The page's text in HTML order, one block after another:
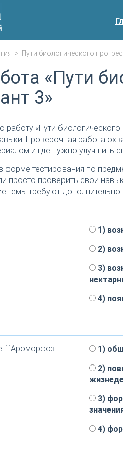
> Пути биологического
«Пути
3»
«Пути
Проверочная работа
и где нужно улучшить
тестирования по
просто проверить свои
требуют
1)
2)
3)
4)
``Ароморфоз
1)
2)
3)
4)